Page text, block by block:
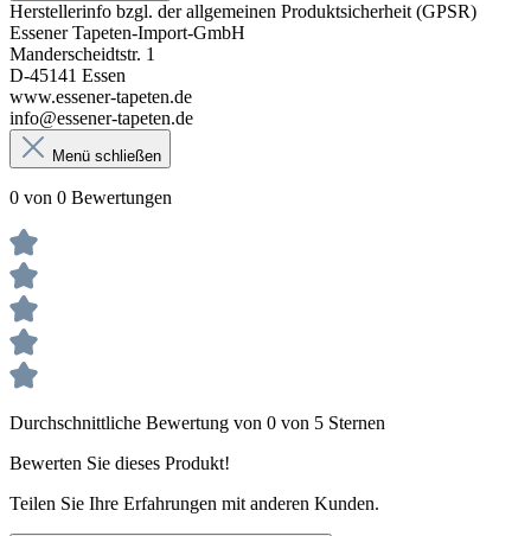
Herstellerinfo bzgl. der allgemeinen Produktsicherheit (GPSR)
Essener Tapeten-Import-GmbH
Manderscheidtstr. 1
D-45141 Essen
www.essener-tapeten.de
info@essener-tapeten.de
Menü schließen
0 von 0 Bewertungen
Durchschnittliche Bewertung von 0 von 5 Sternen
Bewerten Sie dieses Produkt!
Teilen Sie Ihre Erfahrungen mit anderen Kunden.